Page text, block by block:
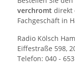
verchromt direkt
Fachgeschäft in
Radio Kölsch
Eiffestraße 598,
Telefon: 040 - 653